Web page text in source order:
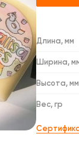
Длина, мм
Ширина,
Высота, мм
Вес, гр